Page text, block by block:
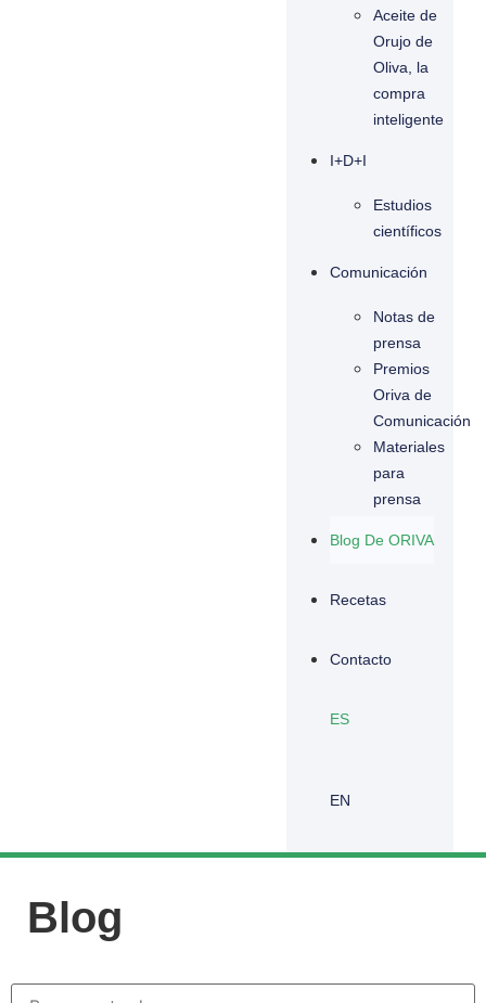
Aceite de
Orujo de
Oliva, la
compra
inteligente
I+D+I
Estudios
científicos
Comunicación
Notas de
prensa
Premios
Oriva de
Comunicación
Materiales
para
prensa
Blog De ORIVA
Recetas
Contacto
ES
EN
Blog